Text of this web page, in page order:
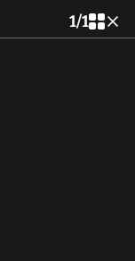
1/1